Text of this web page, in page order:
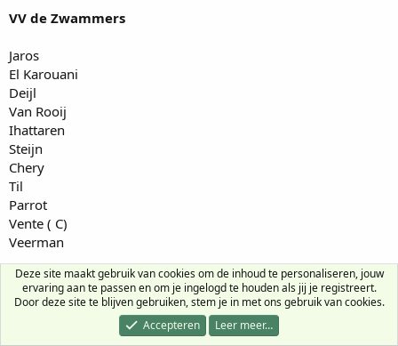
VV de Zwammers
Jaros
El Karouani
Deijl
Van Rooij
Ihattaren
Steijn
Chery
Til
Parrot
Vente ( C)
Veerman
Schoppen Boer
Unnerstall - FC Twente
El Karouani - FC Utrecht
Deze site maakt gebruik van cookies om de inhoud te personaliseren, jouw
ervaring aan te passen en om je ingelogd te houden als jij je registreert.
Door deze site te blijven gebruiken, stem je in met ons gebruik van cookies.
Accepteren
Leer meer…